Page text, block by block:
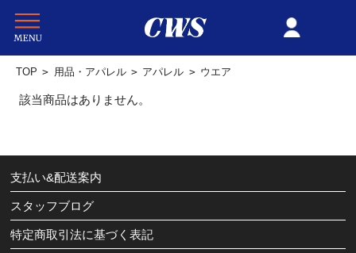
TOP > 用品・アパレル > アパレル > ウエア
該当商品はありません。
支払い&配送案内
スタッフブログ
特定商取引法に基づく表記